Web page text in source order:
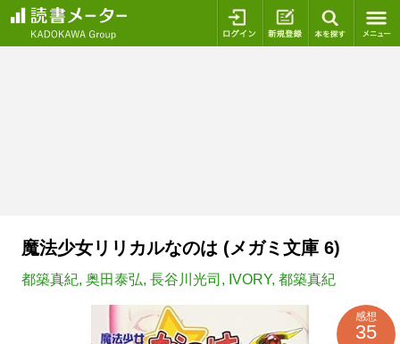
ログイン 新規登録
魔法少女リリカルなのは (メガミ文庫 6)
都築真紀, 奥田泰弘, 長谷川光司 , IVORY, 都築真紀
感想
35